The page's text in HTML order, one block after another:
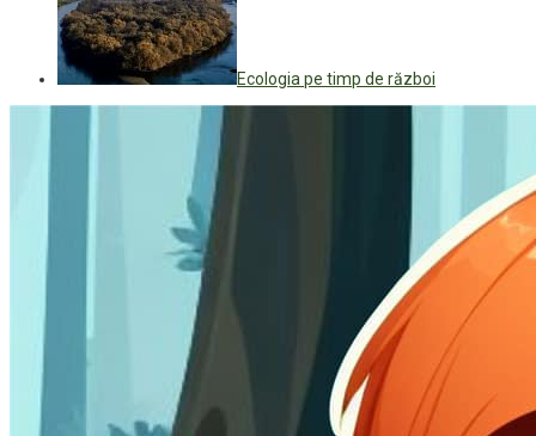
Ecologia pe timp de război